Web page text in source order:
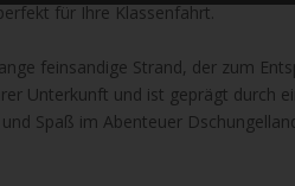
für Ihre Klassenfahrt.
feinsandige Strand, der zum
Unterkunft und ist geprägt durch
Spaß im Abenteuer